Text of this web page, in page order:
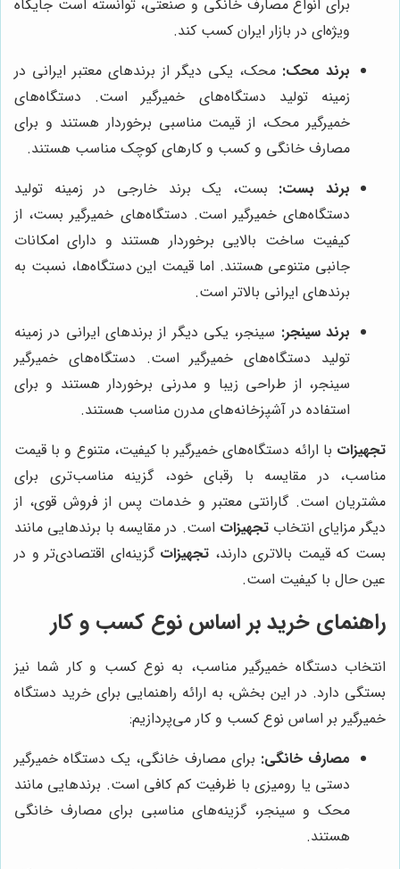
برای انواع مصارف خانگی و صنعتی، توانسته است جایگاه
ویژه‌ای در بازار ایران کسب کند.
برند محک: محک، یکی دیگر از برندهای معتبر ایرانی در
زمینه تولید دستگاه‌های خمیرگیر است. دستگاه‌های
خمیرگیر محک، از قیمت مناسبی برخوردار هستند و برای
مصارف خانگی و کسب و کارهای کوچک مناسب هستند.
برند بست: بست، یک برند خارجی در زمینه تولید
دستگاه‌های خمیرگیر است. دستگاه‌های خمیرگیر بست، از
کیفیت ساخت بالایی برخوردار هستند و دارای امکانات
جانبی متنوعی هستند. اما قیمت این دستگاه‌ها، نسبت به
برندهای ایرانی بالاتر است.
برند سینجر: سینجر، یکی دیگر از برندهای ایرانی در زمینه
تولید دستگاه‌های خمیرگیر است. دستگاه‌های خمیرگیر
سینجر، از طراحی زیبا و مدرنی برخوردار هستند و برای
استفاده در آشپزخانه‌های مدرن مناسب هستند.
تجهیزات با ارائه دستگاه‌های خمیرگیر با کیفیت، متنوع و با قیمت
مناسب، در مقایسه با رقبای خود، گزینه مناسب‌تری برای
مشتریان است. گارانتی معتبر و خدمات پس از فروش قوی، از
دیگر مزایای انتخابتجهیزات است. در مقایسه با برندهایی مانند
بست که قیمت بالاتری دارند، تجهیزات گزینه‌ای اقتصادی‌تر و در
عین حال با کیفیت است.
راهنمای خرید بر اساس نوع کسب و کار
انتخاب دستگاه خمیرگیر مناسب، به نوع کسب و کار شما نیز
بستگی دارد. در این بخش، به ارائه راهنمایی برای خرید دستگاه
خمیرگیر بر اساس نوع کسب و کار می‌پردازیم:
مصارف خانگی: برای مصارف خانگی، یک دستگاه خمیرگیر
دستی یا رومیزی با ظرفیت کم کافی است. برندهایی مانند
محک و سینجر، گزینه‌های مناسبی برای مصارف خانگی
هستند.